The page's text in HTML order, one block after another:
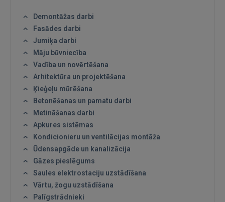
Demontāžas darbi
Fasādes darbi
Jumiķa darbi
Māju būvniecība
Vadība un novērtēšana
Arhitektūra un projektēšana
Ķieģeļu mūrēšana
Betonēšanas un pamatu darbi
Metināšanas darbi
Apkures sistēmas
Kondicionieru un ventilācijas montāža
Ūdensapgāde un kanalizācija
Gāzes pieslēgums
Saules elektrostaciju uzstādīšana
Vārtu, žogu uzstādīšana
Palīgstrādnieki